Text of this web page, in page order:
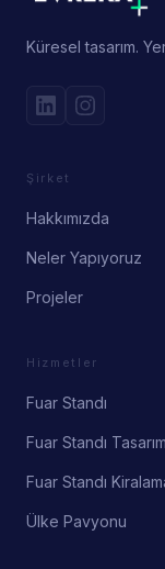
Küresel tasarım.
Şirket
Hakkımızda
Neler Yapıyoruz
Projeler
Hizmetler
Fuar Standı
Fuar Standı
Fuar Standı
Ülke Pavyonu